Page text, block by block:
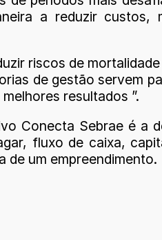
a reduzir custos,
riscos de
de gestão servem
resultados ”.
Conecta Sebrae é a
fluxo de caixa,
de um empreendimento.